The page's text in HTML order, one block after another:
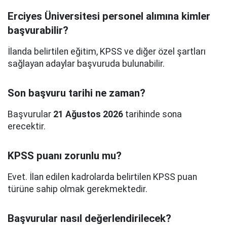
Erciyes Üniversitesi personel alımına kimler
başvurabilir?
İlanda belirtilen eğitim, KPSS ve diğer özel şartları
sağlayan adaylar başvuruda bulunabilir.
Son başvuru tarihi ne zaman?
Başvurular 21 Ağustos 2026 tarihinde sona
erecektir.
KPSS puanı zorunlu mu?
Evet. İlan edilen kadrolarda belirtilen KPSS puan
türüne sahip olmak gerekmektedir.
Başvurular nasıl değerlendirilecek?